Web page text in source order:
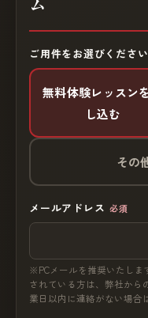
ご用件をお選びください
無料体験レッスン
し込む
その
メールアドレス 必須
※PCメールを推奨いたしま
されている方は、弊社から
業日以内に連絡がない場合